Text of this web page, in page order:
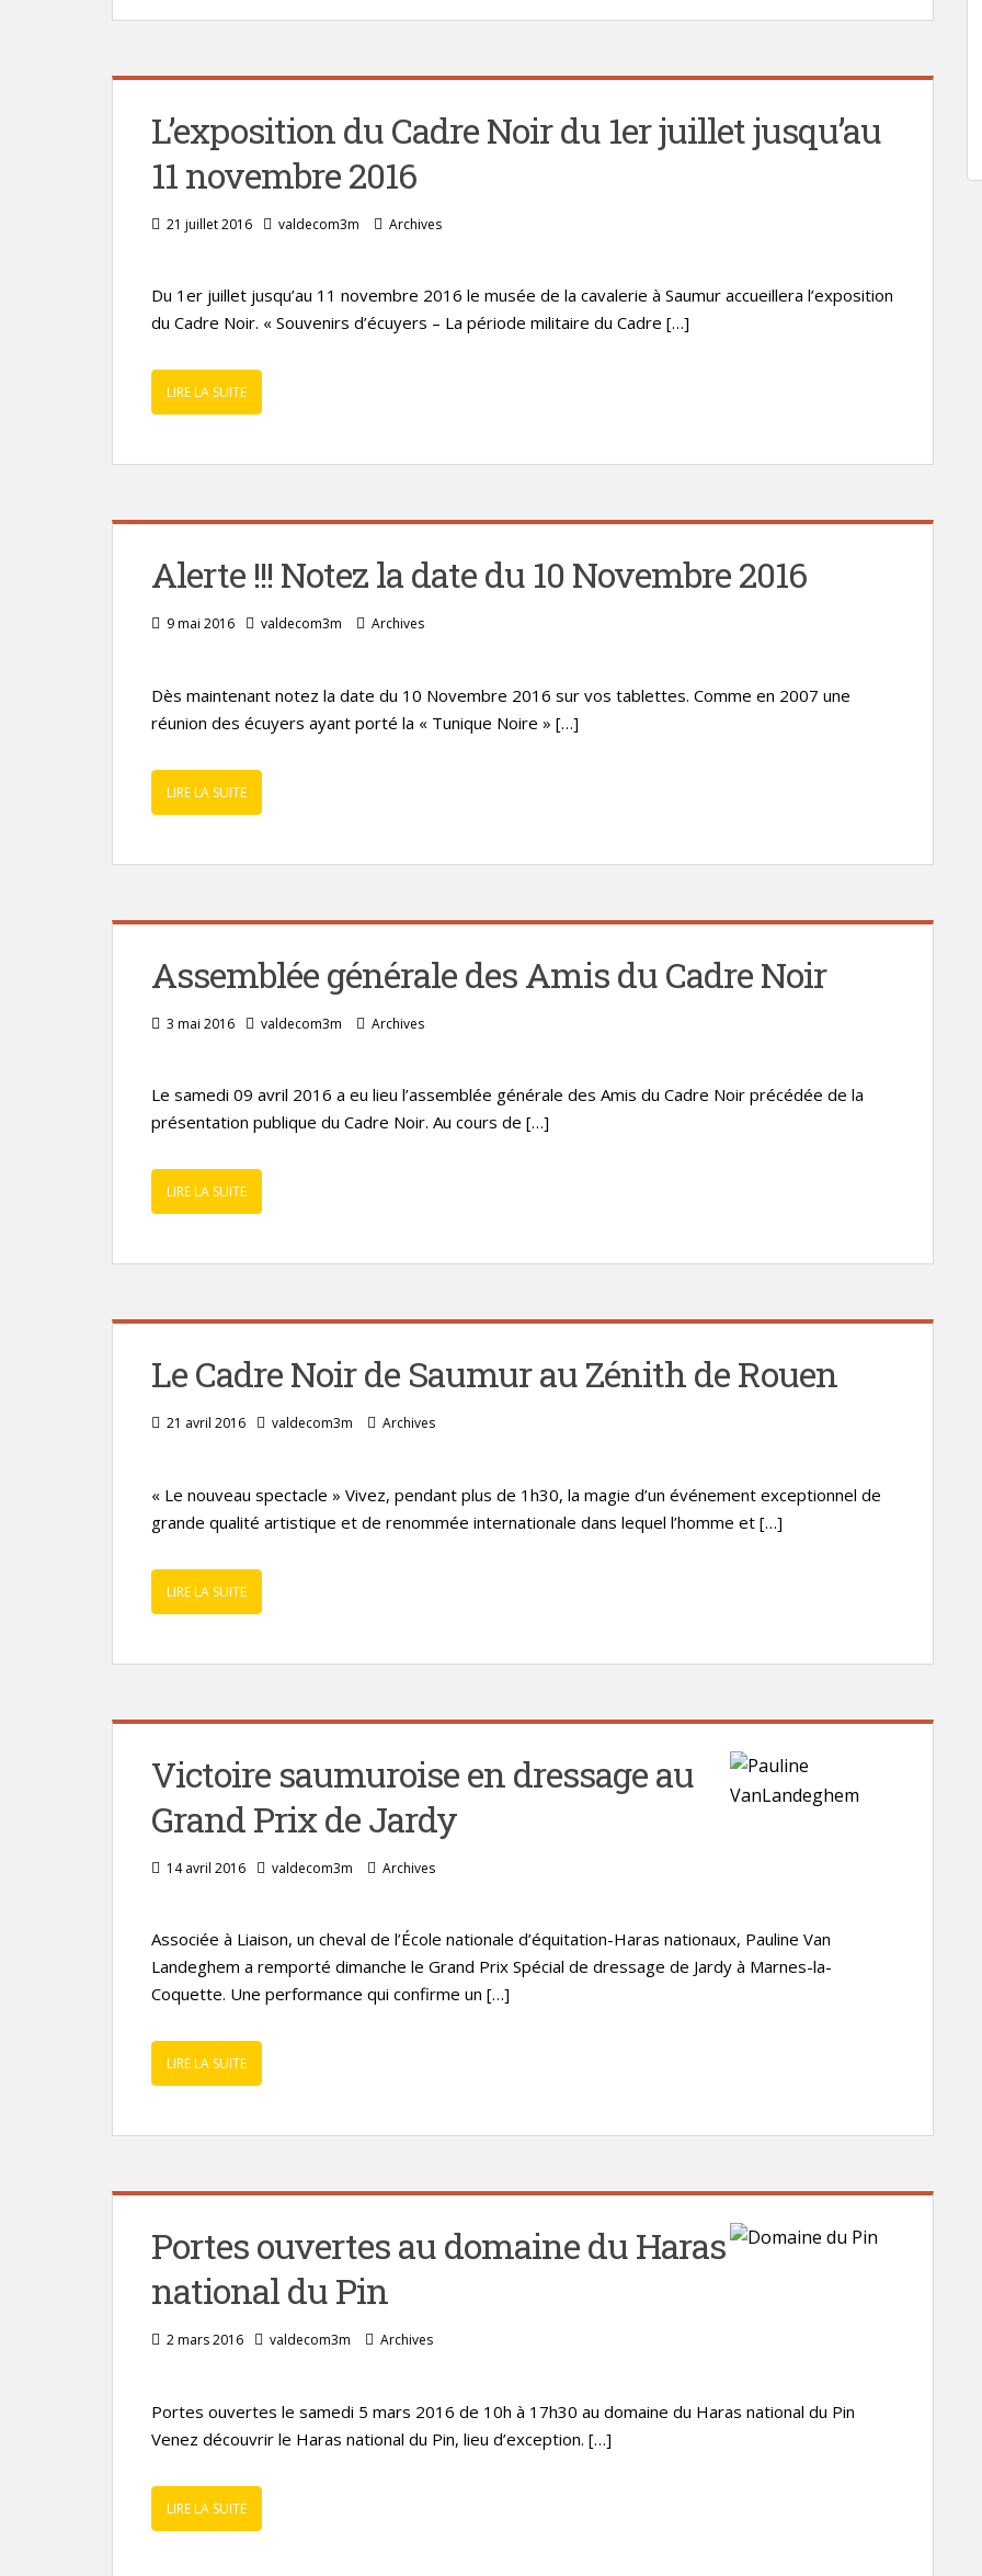
L’exposition du Cadre Noir du 1er juillet jusqu’au
11 novembre 2016
21 juillet 2016 valdecom3m Archives
Du 1er juillet jusqu’au 11 novembre 2016 le musée de la cavalerie à Saumur accueillera l’exposition
du Cadre Noir. « Souvenirs d’écuyers – La période militaire du Cadre […]
LIRE LA SUITE
Alerte !!! Notez la date du 10 Novembre 2016
9 mai 2016 valdecom3m Archives
Dès maintenant notez la date du 10 Novembre 2016 sur vos tablettes. Comme en 2007 une
réunion des écuyers ayant porté la « Tunique Noire » […]
LIRE LA SUITE
Assemblée générale des Amis du Cadre Noir
3 mai 2016 valdecom3m Archives
Le samedi 09 avril 2016 a eu lieu l’assemblée générale des Amis du Cadre Noir précédée de la
présentation publique du Cadre Noir. Au cours de […]
LIRE LA SUITE
Le Cadre Noir de Saumur au Zénith de Rouen
21 avril 2016 valdecom3m Archives
« Le nouveau spectacle » Vivez, pendant plus de 1h30, la magie d’un événement exceptionnel de
grande qualité artistique et de renommée internationale dans lequel l’homme et […]
LIRE LA SUITE
Victoire saumuroise en dressage au
Grand Prix de Jardy
14 avril 2016 valdecom3m Archives
Associée à Liaison, un cheval de l’École nationale d’équitation-Haras nationaux, Pauline Van
Landeghem a remporté dimanche le Grand Prix Spécial de dressage de Jardy à Marnes-la-
Coquette. Une performance qui confirme un […]
LIRE LA SUITE
Portes ouvertes au domaine du Haras
national du Pin
2 mars 2016 valdecom3m Archives
Portes ouvertes le samedi 5 mars 2016 de 10h à 17h30 au domaine du Haras national du Pin
Venez découvrir le Haras national du Pin, lieu d’exception. […]
LIRE LA SUITE